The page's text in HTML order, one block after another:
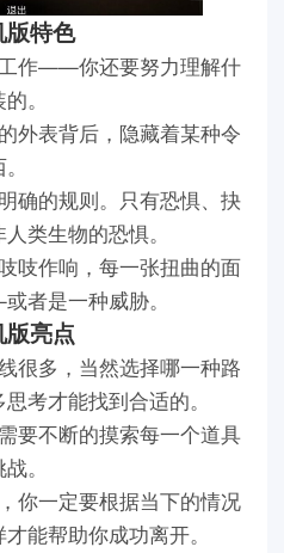
版特色
作——你还要努力理解什
。
外表背后，隐藏着某种令
确的规则。只有恐惧、抉
类生物的恐惧。
吱作响，每一张扭曲的面
者是一种威胁。
亮点
很多，当然选择哪一种路
考才能找到合适的。
要不断的摸索每一个道具
。
你一定要根据当下的情况
能帮助你成功离开。